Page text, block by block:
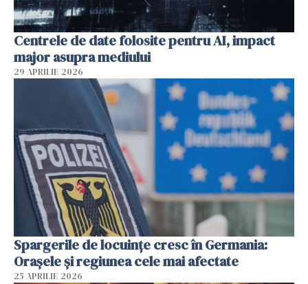
Centrele de date folosite pentru AI, impact
major asupra mediului
29 APRILIE 2026
Spargerile de locuințe cresc în Germania:
Orașele și regiunea cele mai afectate
25 APRILIE 2026